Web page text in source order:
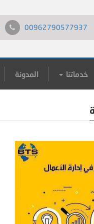
00962790577937
خدماتنا المدونة